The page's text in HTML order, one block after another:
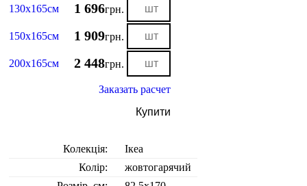
130х165см 1 696грн.
150х165см 1 909грн.
200х165см 2 448грн.
Заказать расчет
Купити
Колекція:
Ікеа
Колір:
жовтогарячий